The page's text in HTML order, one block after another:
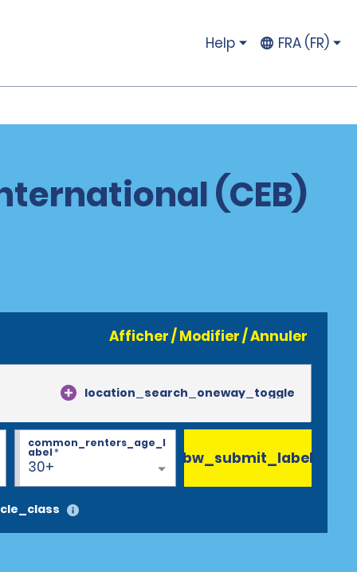
Help FRA (FR)
(CEB)
Afficher / Modifier / Annuler
location_search_oneway_toggle
30+
common_renters_age_l
abel* bw_submit_label